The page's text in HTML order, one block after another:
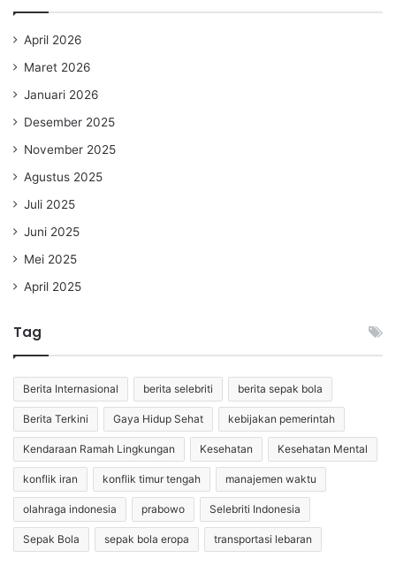
April 2026
Maret 2026
Januari 2026
Desember 2025
November 2025
Agustus 2025
Juli 2025
Juni 2025
Mei 2025
April 2025
Tag
Berita Internasional berita selebriti berita sepak bola
Berita Terkini Gaya Hidup Sehat kebijakan pemerintah
Kendaraan Ramah Lingkungan Kesehatan Kesehatan Mental
konflik iran konflik timur tengah manajemen waktu
olahraga indonesia prabowo Selebriti Indonesia
Sepak Bola sepak bola eropa transportasi lebaran